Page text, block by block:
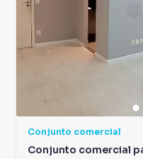
Conjunto comercial
Conjunto comercial